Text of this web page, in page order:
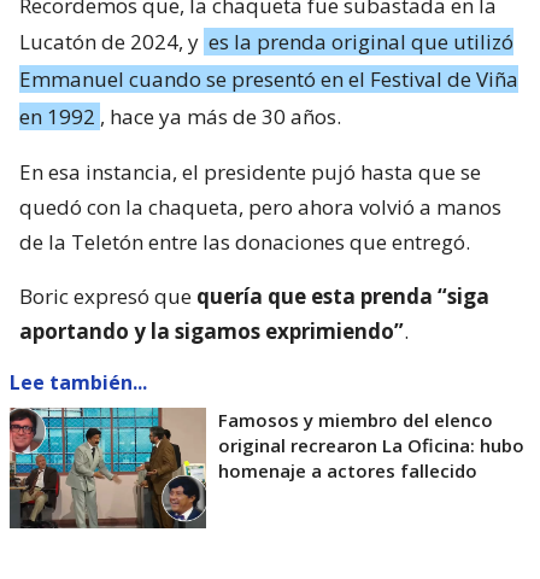
Lucatón de 2024, y es la prenda original que utilizó
Emmanuel cuando se presentó en el Festival de Viña
en 1992 , hace ya más de 30 años.
En esa instancia, el presidente pujó hasta que se
quedó con la chaqueta, pero ahora volvió a manos
de la Teletón entre las donaciones que entregó.
Boric expresó que quería que esta prenda “siga
aportando y la sigamos exprimiendo”.
Lee también...
Famosos y miembro del elenco
original recrearon La Oficina: hubo
homenaje a actores fallecido